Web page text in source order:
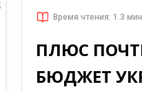
Время чтения: 1.3
ПЛЮС
БЮДЖЕТ